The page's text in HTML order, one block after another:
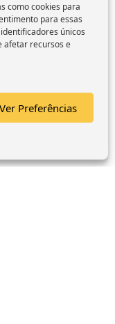
como cookies para
para essas
únicos
afetar recursos e
Ver Preferências